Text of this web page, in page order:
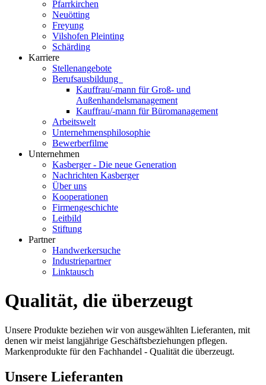
Pfarrkirchen
Neuötting
Freyung
Vilshofen Pleinting
Schärding
Karriere
Stellenangebote
Berufsausbildung
Kauffrau/-mann für Groß- und
Außenhandelsmanagement
Kauffrau/-mann für Büromanagement
Arbeitswelt
Unternehmensphilosophie
Bewerberfilme
Unternehmen
Kasberger - Die neue Generation
Nachrichten Kasberger
Über uns
Kooperationen
Firmengeschichte
Leitbild
Stiftung
Partner
Handwerkersuche
Industriepartner
Linktausch
Qualität, die überzeugt
Unsere Produkte beziehen wir von ausgewählten Lieferanten, mit
denen wir meist langjährige Geschäftsbeziehungen pflegen.
Markenprodukte für den Fachhandel - Qualität die überzeugt.
Unsere Lieferanten